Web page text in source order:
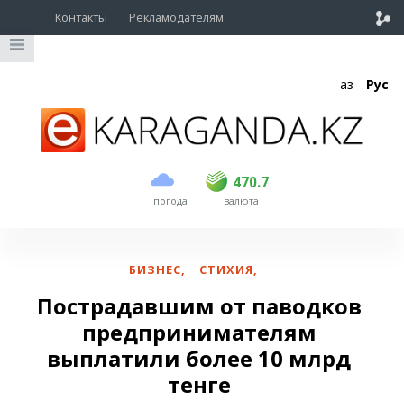
Контакты Рекламодателям
Қаз Рус
погода
470.7
USD 468.5 470.7
EUR валюта
БИЗНЕС, СТИХИЯ,
Пострадавшим от паводков
предпринимателям
выплатили более 10 млрд
тенге